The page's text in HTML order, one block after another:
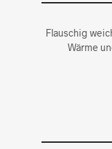
Flauschig
Wärme